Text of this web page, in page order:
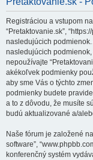
Registráciou a vstupom na
“Pretaktovanie.sk”,
nasledujúcich
nasledujúcich
nepoužívajte
akékoľvek podmienky
aby sme Vás o týchto
podmienky budete
a to z dôvodu, že musíte
budú aktualizované a/
Naše fórum je založené
software”,
konferenčný systém